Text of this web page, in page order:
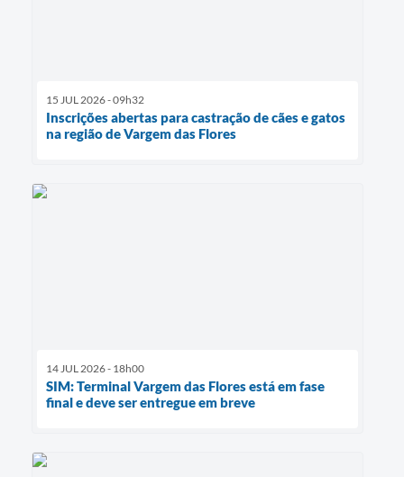
15 JUL 2026 - 09h32
Inscrições abertas para castração de cães e gatos
na região de Vargem das Flores
14 JUL 2026 - 18h00
SIM: Terminal Vargem das Flores está em fase
final e deve ser entregue em breve